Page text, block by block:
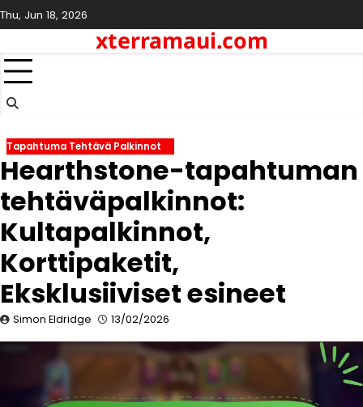
Skip
to
Thu, Jun 18, 2026
xterramaui.com
Tapahtuma Tehtävä Palkinnot
Hearthstone-tapahtuman
tehtäväpalkinnot:
Kultapalkinnot,
Korttipaketit,
Eksklusiiviset esineet
Simon Eldridge 13/02/2026